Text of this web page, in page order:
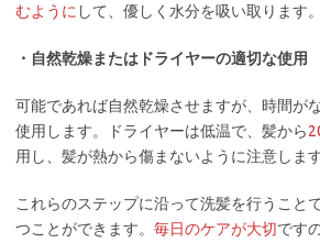
むように して、優しく水分を吸い取ります。
・自然乾燥またはドライヤーの適切な使用
可能であれば自然乾燥させますが、時間が
使用します。ドライヤーは低温で、髪から
用し、髪が熱から傷まないように注意します
これらのステップに沿って洗髪を行うこと
つことができます。 毎日のケアが大切です